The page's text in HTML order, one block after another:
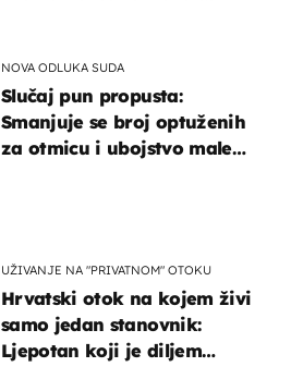
NOVA ODLUKA SUDA
Slučaj pun propusta:
Smanjuje se broj optuženih
za otmicu i ubojstvo male
UŽIVANJE NA "PRIVATNOM" OTOKU
Hrvatski otok na kojem živi
samo jedan stanovnik:
Ljepotan koji je diljem